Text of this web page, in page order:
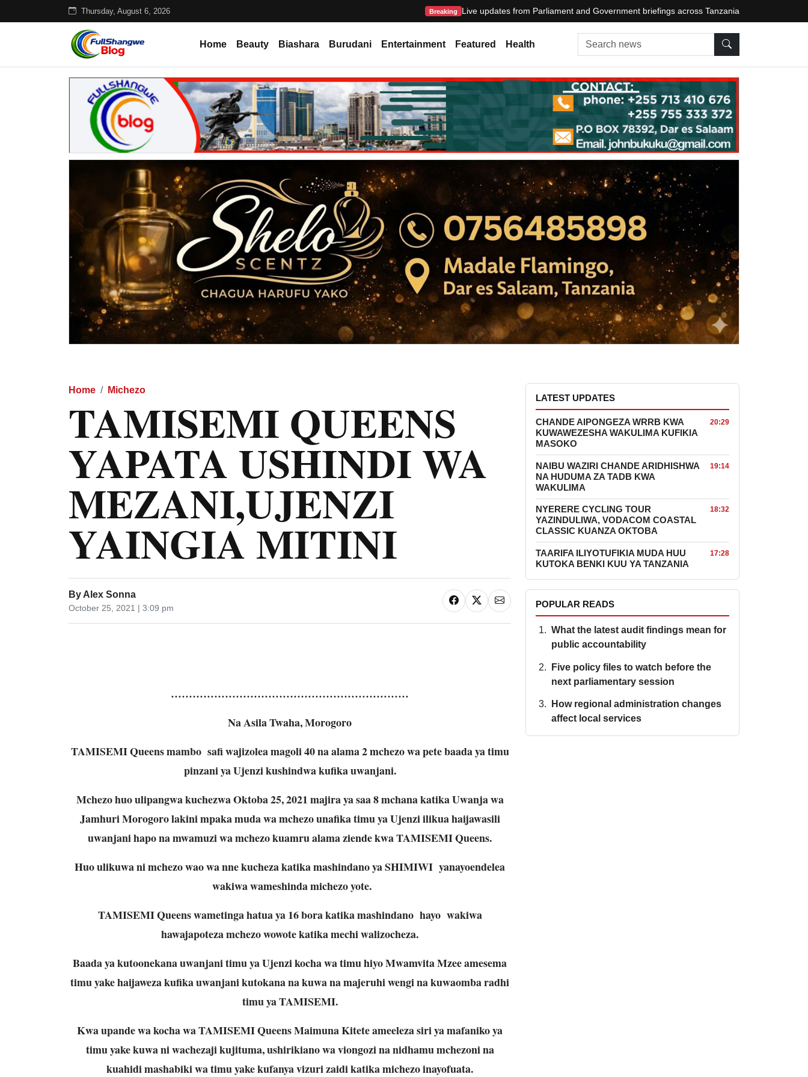
Thursday, August 6, 2026 Breaking Live updates from Parliament and Government briefings across Tanzania
Home Beauty Biashara Burudani Entertainment Featured Health Search news
Home Michezo
TAMISEMI QUEENS
YAPATA USHINDI WA
MEZANI,UJENZI
YAINGIA MITINI
By Alex Sonna
October 25, 2021 | 3:09 pm
…………………………………………………………
Na Asila Twaha, Morogoro
TAMISEMI Queens mambo safi wajizolea magoli 40 na alama 2 mchezo wa pete baada ya timu
pinzani ya Ujenzi kushindwa kufika uwanjani.
Mchezo huo ulipangwa kuchezwa Oktoba 25, 2021 majira ya saa 8 mchana katika Uwanja wa
Jamhuri Morogoro lakini mpaka muda wa mchezo unafika timu ya Ujenzi ilikua haijawasili
uwanjani hapo na mwamuzi wa mchezo kuamru alama ziende kwa TAMISEMI Queens.
Huo ulikuwa ni mchezo wao wa nne kucheza katika mashindano ya SHIMIWI yanayoendelea
wakiwa wameshinda michezo yote.
TAMISEMI Queens wametinga hatua ya 16 bora katika mashindano hayo wakiwa
hawajapoteza mchezo wowote katika mechi walizocheza.
Baada ya kutoonekana uwanjani timu ya Ujenzi kocha wa timu hiyo Mwamvita Mzee amesema
timu yake haijaweza kufika uwanjani kutokana na kuwa na majeruhi wengi na kuwaomba radhi
timu ya TAMISEMI.
Kwa upande wa kocha wa TAMISEMI Queens Maimuna Kitete ameeleza siri ya mafaniko ya
timu yake kuwa ni wachezaji kujituma, ushirikiano wa viongozi na nidhamu mchezoni na
kuahidi mashabiki wa timu yake kufanya vizuri zaidi katika michezo inayofuata.
LATEST UPDATES
CHANDE AIPONGEZA WRRB KWA
KUWAWEZESHA WAKULIMA KUFIKIA
MASOKO
20:29
NAIBU WAZIRI CHANDE ARIDHISHWA
NA HUDUMA ZA TADB KWA
WAKULIMA
19:14
NYERERE CYCLING TOUR
YAZINDULIWA, VODACOM COASTAL
CLASSIC KUANZA OKTOBA
18:32
TAARIFA ILIYOTUFIKIA MUDA HUU
KUTOKA BENKI KUU YA TANZANIA
17:28
POPULAR READS
What the latest audit findings mean for
public accountability
Five policy files to watch before the
next parliamentary session
How regional administration changes
affect local services